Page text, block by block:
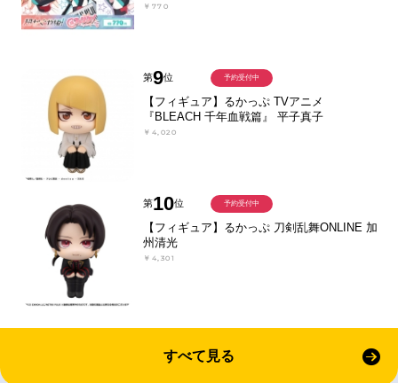
￥770
第9位
【フィギュア】るかっぷ TVアニメ
『BLEACH 千年血戦篇』 平子真子
￥4,020
予約受付中
第10位
【フィギュア】るかっぷ 刀剣乱舞ONLINE 加
州清光
￥4,301
予約受付中
すべて見る